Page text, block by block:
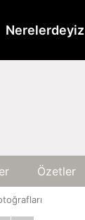
Nerelerdeyiz
Özetler